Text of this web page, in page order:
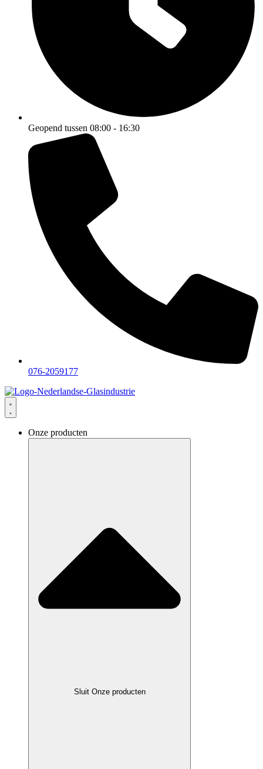
Geopend tussen 08:00 - 16:30
076-2059177
Onze producten
Sluit Onze producten